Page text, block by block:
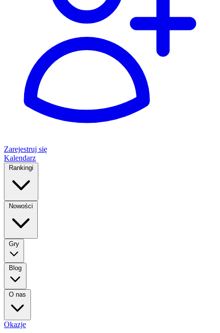
Zarejestruj się
Kalendarz
Rankingi
Nowości
Gry
Blog
O nas
Okazje